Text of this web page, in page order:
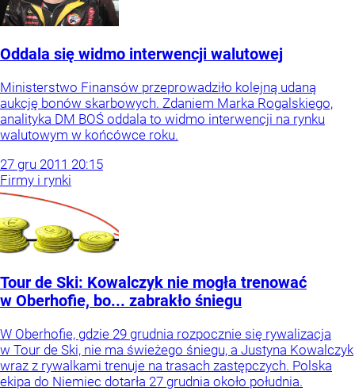
Oddala się widmo interwencji walutowej
Ministerstwo Finansów przeprowadziło kolejną udaną
aukcję bonów skarbowych. Zdaniem Marka Rogalskiego,
analityka DM BOŚ oddala to widmo interwencji na rynku
walutowym w końcówce roku.
27 gru 2011 20:15
Firmy i rynki
Tour de Ski: Kowalczyk nie mogła trenować
w Oberhofie, bo... zabrakło śniegu
W Oberhofie, gdzie 29 grudnia rozpocznie się rywalizacja
w Tour de Ski, nie ma świeżego śniegu, a Justyna Kowalczyk
wraz z rywalkami trenuje na trasach zastępczych. Polska
ekipa do Niemiec dotarła 27 grudnia około południa.